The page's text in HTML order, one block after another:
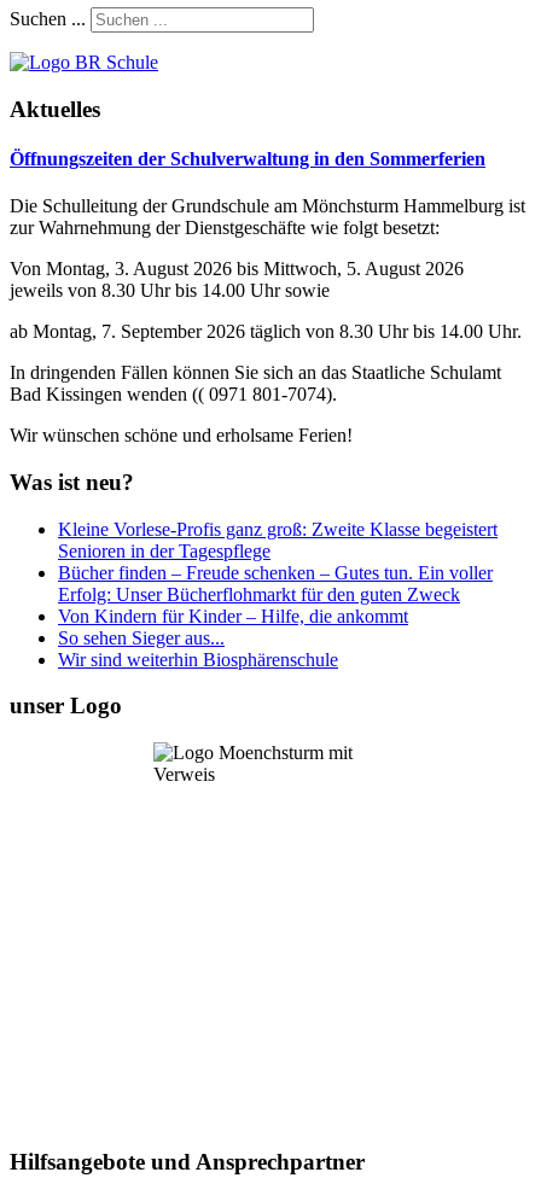
Suchen ...
Aktuelles
Öffnungszeiten der Schulverwaltung in den Sommerferien
Die Schulleitung der Grundschule am Mönchsturm Hammelburg ist
zur Wahrnehmung der Dienstgeschäfte wie folgt besetzt:
Von Montag, 3. August 2026 bis Mittwoch, 5. August 2026
jeweils von 8.30 Uhr bis 14.00 Uhr sowie
ab Montag, 7. September 2026 täglich von 8.30 Uhr bis 14.00 Uhr.
In dringenden Fällen können Sie sich an das Staatliche Schulamt
Bad Kissingen wenden (( 0971 801-7074).
Wir wünschen schöne und erholsame Ferien!
Was ist neu?
Kleine Vorlese-Profis ganz groß: Zweite Klasse begeistert
Senioren in der Tagespflege
Bücher finden – Freude schenken – Gutes tun. Ein voller
Erfolg: Unser Bücherflohmarkt für den guten Zweck
Von Kindern für Kinder – Hilfe, die ankommt
So sehen Sieger aus...
Wir sind weiterhin Biosphärenschule
unser Logo
Hilfsangebote und Ansprechpartner